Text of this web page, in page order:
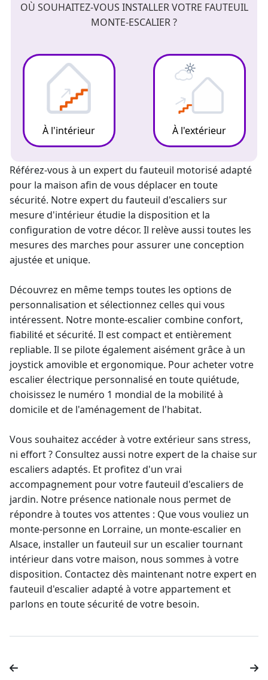
OÙ SOUHAITEZ-VOUS INSTALLER VOTRE FAUTEUIL
MONTE-ESCALIER ?
À l'intérieur À l'extérieur
Référez-vous à un expert du fauteuil motorisé adapté
pour la maison afin de vous déplacer en toute
sécurité. Notre expert du fauteuil d'escaliers sur
mesure d'intérieur étudie la disposition et la
configuration de votre décor. Il relève aussi toutes les
mesures des marches pour assurer une conception
ajustée et unique.
Découvrez en même temps toutes les options de
personnalisation et sélectionnez celles qui vous
intéressent. Notre monte-escalier combine confort,
fiabilité et sécurité. Il est compact et entièrement
repliable. Il se pilote également aisément grâce à un
joystick amovible et ergonomique. Pouracheter votre
escalier électrique personnalisé en toute quiétude,
choisissez le numéro 1 mondial de la mobilité à
domicile et de l'aménagement de l'habitat.
Vous souhaitez accéder à votre extérieur sans stress,
ni effort ? Consultez aussi notre expert de la chaise sur
escaliers adaptés. Et profitez d'un vrai
accompagnement pour votre fauteuil d'escaliers de
jardin. Notre présence nationale nous permet de
répondre à toutes vos attentes : Que vous vouliez un
monte-personne en Lorraine, un monte-escalier en
Alsace, installer un fauteuil sur un escalier tournant
intérieur dans votre maison, nous sommes à votre
disposition. Contactez dès maintenant notre expert en
fauteuil d'escalier adapté à votre appartement et
parlons en toute sécurité de votre besoin.